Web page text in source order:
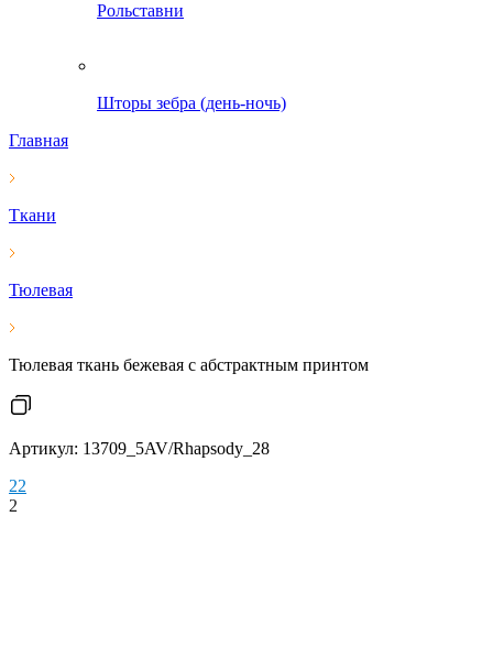
Рольставни
Шторы зебра (день-ночь)
Главная
Ткани
Тюлевая
Тюлевая ткань бежевая с абстрактным принтом
Артикул: 13709_5AV/Rhapsody_28
22
2